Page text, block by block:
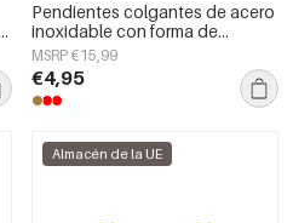
Pendientes colgantes de acero
inoxidable con forma de
corazón, sencillos, de la serie
Daily Simple, joyería para mujer.
MSRP €15,99
€4,95
Almacén de la UE